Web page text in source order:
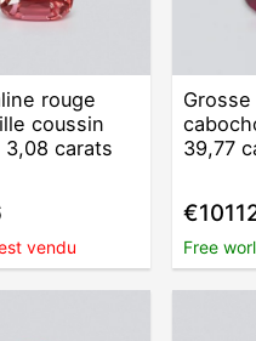
rouge
coussin
3,08 carats
vendu
39,77
Free